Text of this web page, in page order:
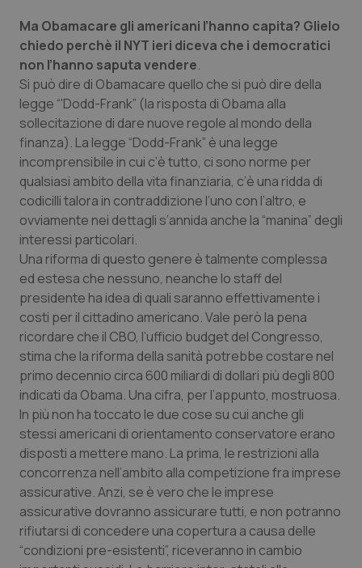
Tumore ovarico
Tumori del Polmone & Testa Collo
Tumori gastrointestinali
Ulcera & Reflusso
Vaccini
Ma Obamacare gli americani l’hanno capita? Glielo
chiedo perchè il NYT ieri diceva che i democratici
non l’hanno saputa vendere.
Si può dire di Obamacare quello che si può dire della
legge “'Dodd-Frank” (la risposta di Obama alla
sollecitazione di dare nuove regole al mondo della
finanza). La legge “Dodd-Frank” è una legge
incomprensibile in cui c’è tutto, ci sono norme per
qualsiasi ambito della vita finanziaria, c’è una ridda di
codicilli talora in contraddizione l’uno con l’altro, e
ovviamente nei dettagli s’annida anche la “manina” degli
interessi particolari.
Una riforma di questo genere è talmente complessa
ed estesa che nessuno, neanche lo staff del
presidente ha idea di quali saranno effettivamente i
costi per il cittadino americano. Vale però la pena
ricordare che il CBO, l’ufficio budget del Congresso,
stima che la riforma della sanità potrebbe costare nel
primo decennio circa 600 miliardi di dollari più degli 800
indicati da Obama. Una cifra, per l’appunto, mostruosa.
In più non ha toccato le due cose su cui anche gli
stessi americani di orientamento conservatore erano
disposti a mettere mano. La prima, le restrizioni alla
concorrenza nell’ambito alla competizione fra imprese
assicurative. Anzi, se è vero che le imprese
assicurative dovranno assicurare tutti, e non potranno
rifiutarsi di concedere una copertura a causa delle
“condizioni pre-esistenti”, riceveranno in cambio